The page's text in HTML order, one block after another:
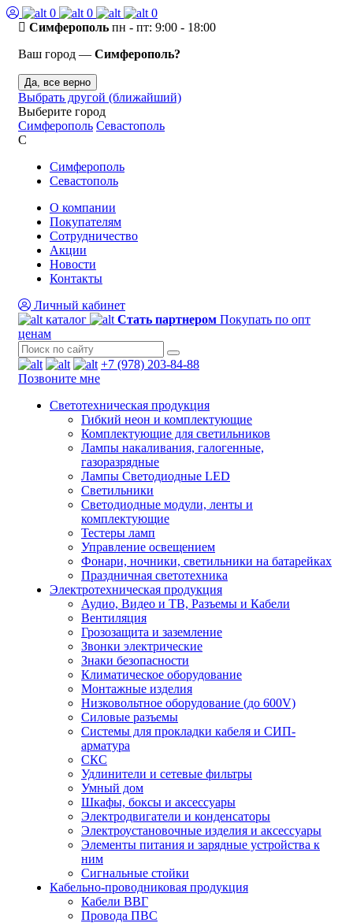
0 0
0
Симферополь пн - пт: 9:00 - 18:00
Ваш город — Симферополь?
Да, все верно
Выбрать другой (ближайший)
Выберите город
Симферополь Севастополь
С
Симферополь
Севастополь
О компании
Покупателям
Сотрудничество
Акции
Новости
Контакты
Личный кабинет
каталог
Стать партнером Покупать по опт
ценам
+7 (978) 203-84-88
Позвоните мне
Светотехническая продукция
Гибкий неон и комплектующие
Комплектующие для светильников
Лампы накаливания, галогенные,
газоразрядные
Лампы Светодиодные LED
Светильники
Светодиодные модули, ленты и
комплектующие
Тестеры ламп
Управление освещением
Фонари, ночники, светильники на батарейках
Праздничная светотехника
Электротехническая продукция
Аудио, Видео и ТВ, Разъемы и Кабели
Вентиляция
Грозозащита и заземление
Звонки электрические
Знаки безопасности
Климатическое оборудование
Монтажные изделия
Низковольтное оборудование (до 600V)
Силовые разъемы
Системы для прокладки кабеля и СИП-
арматура
СКС
Удлинители и сетевые фильтры
Умный дом
Шкафы, боксы и аксессуары
Электродвигатели и конденсаторы
Электроустановочные изделия и аксессуары
Элементы питания и зарядные устройства к
ним
Сигнальные стойки
Кабельно-проводниковая продукция
Кабели ВВГ
Провода ПВС